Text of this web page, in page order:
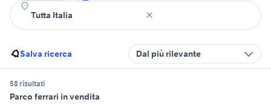
Salva ricerca Dal più rilevante
58 risultati
Parco ferrari in vendita